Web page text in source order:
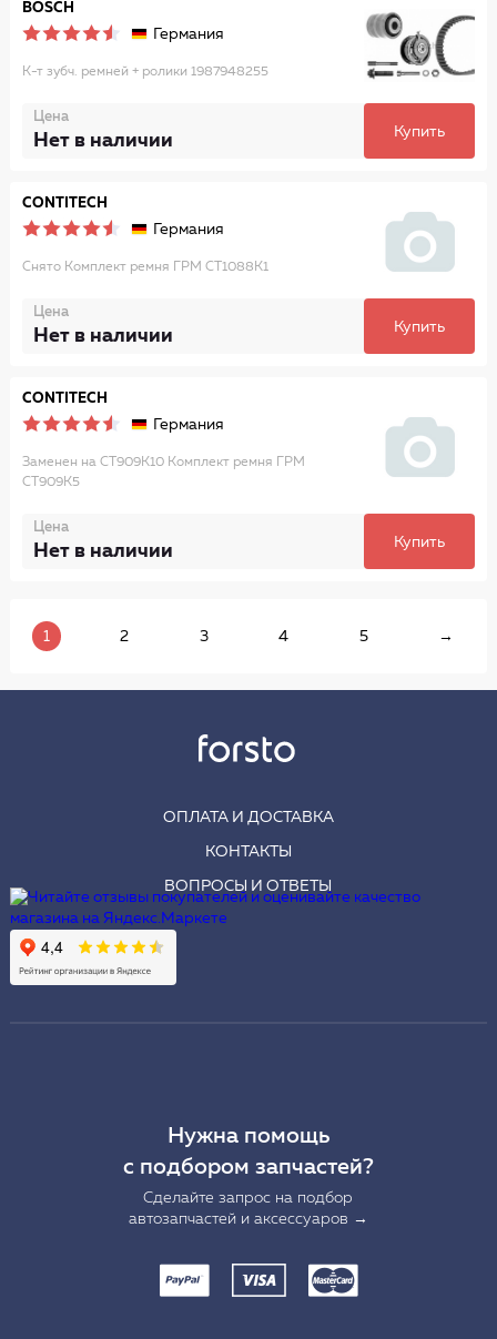
BOSCH
Германия
К-т зубч. ремней + ролики 1987948255
Цена
Нет в наличии Купить
CONTITECH
Германия
Снято Комплект ремня ГРМ CT1088K1
Цена
Нет в наличии Купить
CONTITECH
Германия
Заменен на CT909K10 Комплект ремня ГРМ
CT909K5
Цена
Нет в наличии Купить
1 2 3 4 5 →
ОПЛАТА И ДОСТАВКА
КОНТАКТЫ
ВОПРОСЫ И ОТВЕТЫ
Нужна помощь
с подбором запчастей?
Сделайте запрос на подбор
автозапчастей и аксессуаров →